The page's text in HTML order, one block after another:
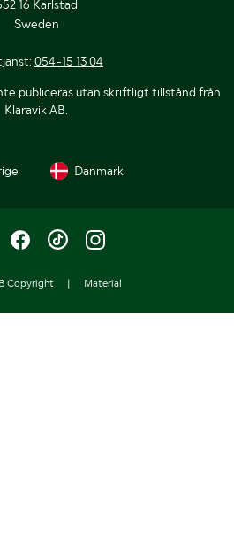
16 Karlstad
Sweden
054-15 13 04
publiceras utan skriftligt tillstånd från
Klaravik AB.
Danmark
Copyright | Material